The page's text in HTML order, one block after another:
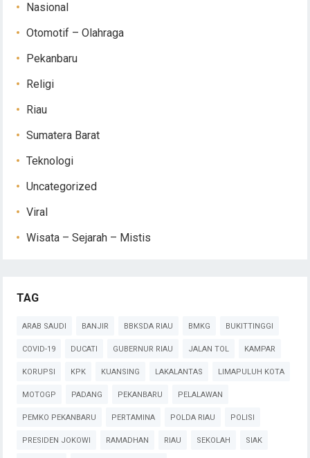
Nasional
Otomotif – Olahraga
Pekanbaru
Religi
Riau
Sumatera Barat
Teknologi
Uncategorized
Viral
Wisata – Sejarah – Mistis
TAG
ARAB SAUDI BANJIR BBKSDA RIAU BMKG BUKITTINGGI
COVID-19 DUCATI GUBERNUR RIAU JALAN TOL KAMPAR
KORUPSI KPK KUANSING LAKALANTAS LIMAPULUH KOTA
MOTOGP PADANG PEKANBARU PELALAWAN
PEMKO PEKANBARU PERTAMINA POLDA RIAU POLISI
PRESIDEN JOKOWI RAMADHAN RIAU SEKOLAH SIAK